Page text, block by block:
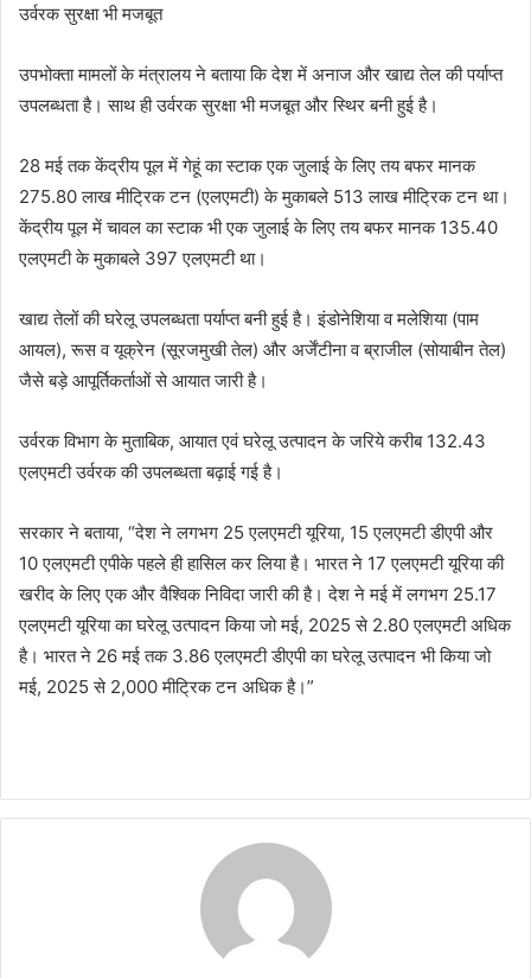
उर्वरक सुरक्षा भी मजबूत
उपभोक्ता मामलों के मंत्रालय ने बताया कि देश में अनाज और खाद्य तेल की पर्याप्त
उपलब्धता है। साथ ही उर्वरक सुरक्षा भी मजबूत और स्थिर बनी हुई है।
28 मई तक केंद्रीय पूल में गेहूं का स्टाक एक जुलाई के लिए तय बफर मानक
275.80 लाख मीट्रिक टन (एलएमटी) के मुकाबले 513 लाख मीट्रिक टन था।
केंद्रीय पूल में चावल का स्टाक भी एक जुलाई के लिए तय बफर मानक 135.40
एलएमटी के मुकाबले 397 एलएमटी था।
खाद्य तेलों की घरेलू उपलब्धता पर्याप्त बनी हुई है। इंडोनेशिया व मलेशिया (पाम
आयल), रूस व यूक्रेन (सूरजमुखी तेल) और अर्जेंटीना व ब्राजील (सोयाबीन तेल)
जैसे बड़े आपूर्तिकर्ताओं से आयात जारी है।
उर्वरक विभाग के मुताबिक, आयात एवं घरेलू उत्पादन के जरिये करीब 132.43
एलएमटी उर्वरक की उपलब्धता बढ़ाई गई है।
सरकार ने बताया, “देश ने लगभग 25 एलएमटी यूरिया, 15 एलएमटी डीएपी और
10 एलएमटी एपीके पहले ही हासिल कर लिया है। भारत ने 17 एलएमटी यूरिया की
खरीद के लिए एक और वैश्विक निविदा जारी की है। देश ने मई में लगभग 25.17
एलएमटी यूरिया का घरेलू उत्पादन किया जो मई, 2025 से 2.80 एलएमटी अधिक
है। भारत ने 26 मई तक 3.86 एलएमटी डीएपी का घरेलू उत्पादन भी किया जो
मई, 2025 से 2,000 मीट्रिक टन अधिक है।”